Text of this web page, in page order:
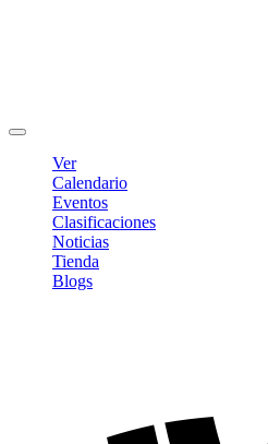
Ver
Calendario
Eventos
Clasificaciones
Noticias
Tienda
Blogs